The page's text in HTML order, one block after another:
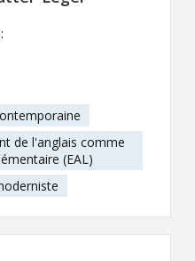
de l'anglais comme
(EAL)